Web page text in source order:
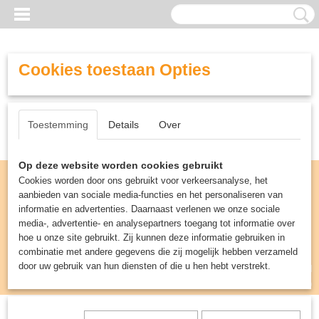
Inloggen Registreren
UW WINKELWAGEN
(0)
Cookies toestaan Opties
Toestemming Details Over
Op deze website worden cookies gebruikt
Cookies worden door ons gebruikt voor verkeersanalyse, het
aanbieden van sociale media-functies en het personaliseren van
informatie en advertenties. Daarnaast verlenen we onze sociale
media-, advertentie- en analysepartners toegang tot informatie over
hoe u onze site gebruikt. Zij kunnen deze informatie gebruiken in
combinatie met andere gegevens die zij mogelijk hebben verzameld
door uw gebruik van hun diensten of die u hen hebt verstrekt.